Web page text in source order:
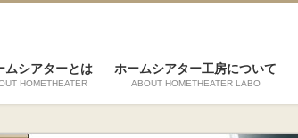
ムシアターとは
HOMETHEATER
ホームシアター工房について
ABOUT HOMETHEATER LABO